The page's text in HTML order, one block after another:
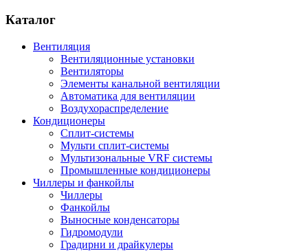
Каталог
Вентиляция
Вентиляционные установки
Вентиляторы
Элементы канальной вентиляции
Автоматика для вентиляции
Воздухораспределение
Кондиционеры
Сплит-системы
Мульти сплит-системы
Мультизональные VRF системы
Промышленные кондиционеры
Чиллеры и фанкойлы
Чиллеры
Фанкойлы
Выносные конденсаторы
Гидромодули
Градирни и драйкулеры